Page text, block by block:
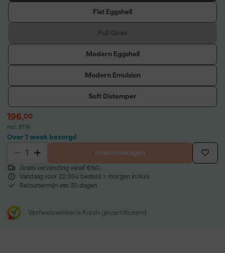
Flat Eggshell
Modern Eggshell
Modern Emulsion
Soft Distemper
196,00
incl. BTW
Over 1 week bezorgd
In winkelwagen
Gratis verzending vanaf €50,-
Vandaag voor 22:00u besteld = morgen in huis
Retourtermijn van 30 dagen
Verfwebwinkel is Kiyoh gecertificeerd